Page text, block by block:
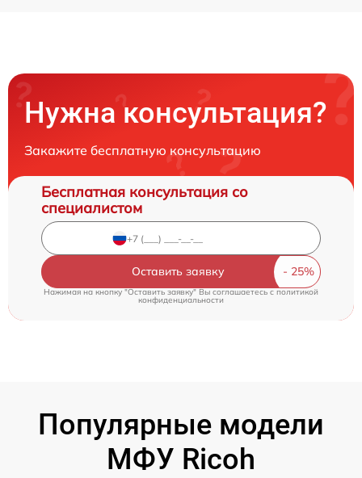
Нужна консультация?
Закажите бесплатную консультацию
Бесплатная консультация со
специалистом
Оставить заявку
Нажимая на кнопку "Оставить заявку" Вы соглашаетесь c политикой
конфиденциальности
Популярные модели
МФУ Ricoh